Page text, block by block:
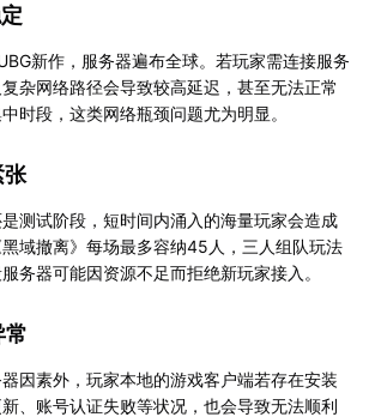
新作，服务器遍布全球。若玩家需连接服务
杂网络路径会导致较高延迟，甚至无法正常
时段，这类网络瓶颈问题尤为明显。
张
测试阶段，短时间内涌入的海量玩家会造成
域撤离》每场最多容纳45人，三人组队玩法
务器可能因资源不足而拒绝新玩家接入。
常
因素外，玩家本地的游戏客户端若存在安装
、账号认证失败等状况，也会导致无法顺利